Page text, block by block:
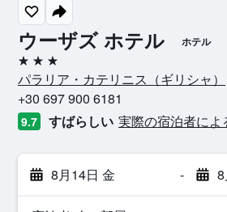
ウーザズ ホテル ホテル
3つ星
パラリア・カテリニス​（ギリシャ​）​
+30 697 900 6181
9.7 すばらしい 実際の宿泊者に
8月14日 金 -